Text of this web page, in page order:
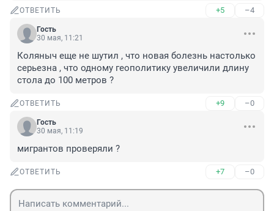
ОТВЕТИТЬ +5 –4
Гость
30 мая, 11:21
Коляныч еще не шутил , что новая болезнь настолько
серьезна , что одному геополитику увеличили длину
стола до 100 метров ?
ОТВЕТИТЬ +9 –0
Гость
30 мая, 11:19
мигрантов проверяли ?
ОТВЕТИТЬ +7 –0